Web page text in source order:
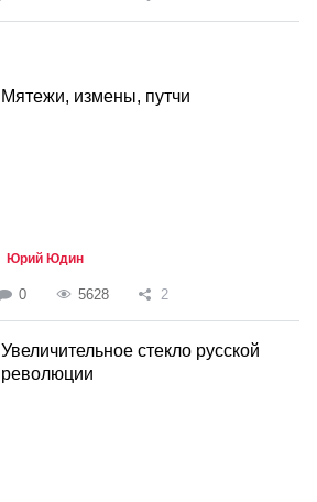
Мятежи, измены, путчи
Юрий Юдин
0 5628 2
Увеличительное стекло русской
революции